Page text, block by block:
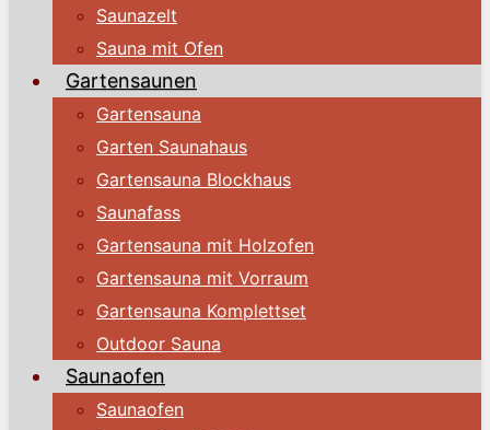
Saunazelt
Sauna mit Ofen
Gartensaunen
Gartensauna
Garten Saunahaus
Gartensauna Blockhaus
Saunafass
Gartensauna mit Holzofen
Gartensauna mit Vorraum
Gartensauna Komplettset
Outdoor Sauna
Saunaofen
Saunaofen